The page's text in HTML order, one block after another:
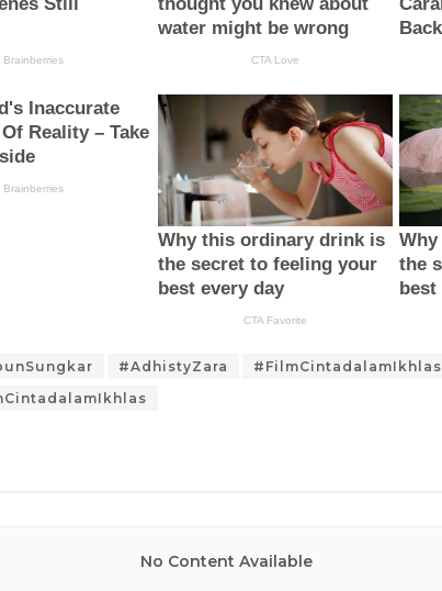
#AdhistyZara
#FilmCintadalamIkhlas
No Content Available